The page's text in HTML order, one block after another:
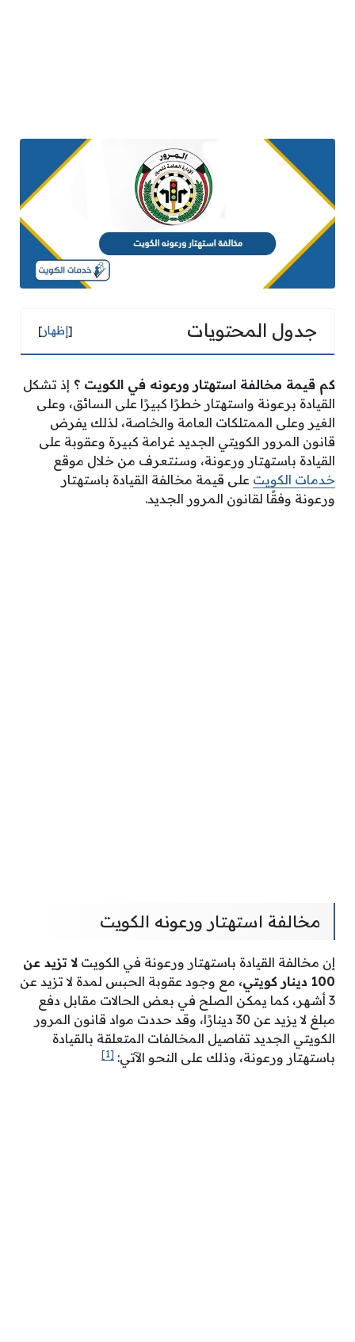
جدول المحتويات [إظهار]
كم قيمة مخالفة استهتار ورعونه في الكويت ؟ إذ تشكل
القيادة برعونة واستهتار خطرًا كبيرًا على السائق، وعلى
الغير وعلى الممتلكات العامة والخاصة، لذلك يفرض
قانون المرور الكويتي الجديد غرامة كبيرة وعقوبة على
القيادة باستهتار ورعونة، وسنتعرف من خلال موقع
خدمات الكويت على قيمة مخالفة القيادة باستهتار
ورعونة وفقًا لقانون المرور الجديد.
مخالفة استهتار ورعونه الكويت
إن مخالفة القيادة باستهتار ورعونة في الكويت لا تزيد عن
100 دينار كويتي،
مع وجود عقوبة الحبس لمدة لا تزيد عن
3 أشهر، كما يمكن الصلح في بعض الحالات مقابل دفع
مبلغ لا يزيد عن 30 دينارًا، وقد حددت مواد قانون المرور
الكويتي الجديد تفاصيل المخالفات المتعلقة بالقيادة
باستهتار ورعونة، وذلك على النحو الآتي: [1]